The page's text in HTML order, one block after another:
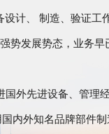
、 制造、验证工作
发展势态，业务早
外先进设备、管
用国内外知名品牌部